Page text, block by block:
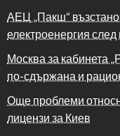
АЕЦ „Пакш“
електроенергия
Москва за кабинета
по-сдържана и
Още проблеми
лицензи за Киев